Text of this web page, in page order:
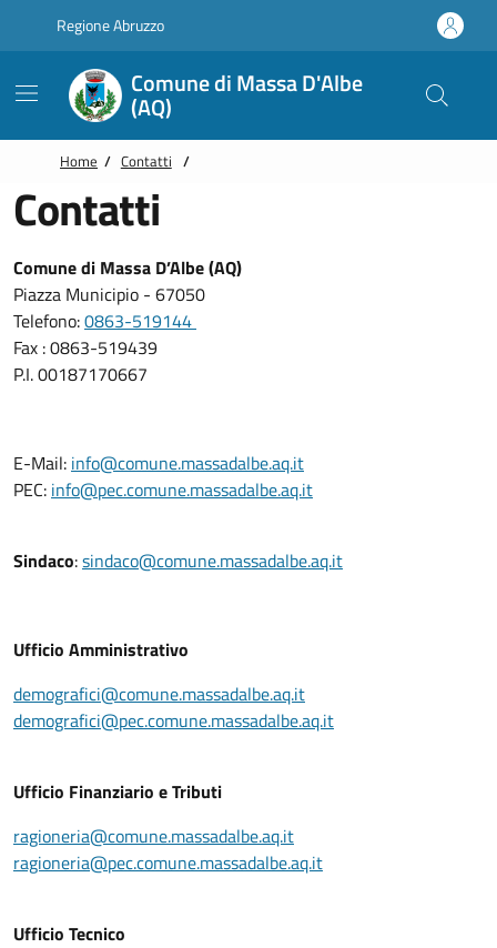
Regione Abruzzo
Comune di Massa D'Albe
(AQ)
Home / Contatti /
Contatti
Comune di Massa D’Albe (AQ)
Piazza Municipio - 67050
Telefono:0863-519144
Fax : 0863-519439
P.I. 00187170667
E-Mail: info@comune.massadalbe.aq.it
PEC: info@pec.comune.massadalbe.aq.it
Sindaco:sindaco@comune.massadalbe.aq.it
Ufficio Amministrativo
demografici@comune.massadalbe.aq.it
demografici@pec.comune.massadalbe.aq.it
Ufficio Finanziario e Tributi
ragioneria@comune.massadalbe.aq.it
ragioneria@pec.comune.massadalbe.aq.it
Ufficio Tecnico